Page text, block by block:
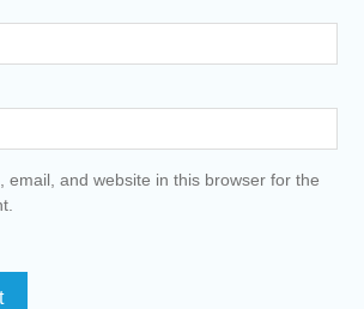
email, and website in this browser for the